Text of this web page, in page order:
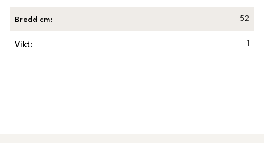
Bredd cm: 52
Vikt: 1